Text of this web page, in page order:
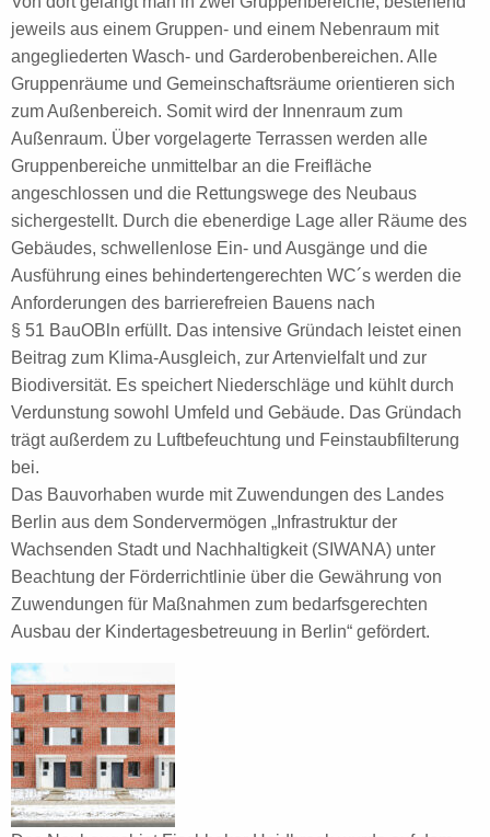
jeweils aus einem Gruppen- und einem Nebenraum mit
angegliederten Wasch- und Garderobenbereichen. Alle
Gruppenräume und Gemeinschaftsräume orientieren sich
zum Außenbereich. Somit wird der Innenraum zum
Außenraum. Über vorgelagerte Terrassen werden alle
Gruppenbereiche unmittelbar an die Freifläche
angeschlossen und die Rettungswege des Neubaus
sichergestellt. Durch die ebenerdige Lage aller Räume des
Gebäudes, schwellenlose Ein- und Ausgänge und die
Ausführung eines behindertengerechten WC´s werden die
Anforderungen des barrierefreien Bauens nach
§ 51 BauOBln erfüllt. Das intensive Gründach leistet einen
Beitrag zum Klima-Ausgleich, zur Artenvielfalt und zur
Biodiversität. Es speichert Niederschläge und kühlt durch
Verdunstung sowohl Umfeld und Gebäude. Das Gründach
trägt außerdem zu Luftbefeuchtung und Feinstaubfilterung
bei.
Das Bauvorhaben wurde mit Zuwendungen des Landes
Berlin aus dem Sondervermögen „Infrastruktur der
Wachsenden Stadt und Nachhaltigkeit (SIWANA) unter
Beachtung der Förderrichtlinie über die Gewährung von
Zuwendungen für Maßnahmen zum bedarfsgerechten
Ausbau der Kindertagesbetreuung in Berlin“ gefördert.